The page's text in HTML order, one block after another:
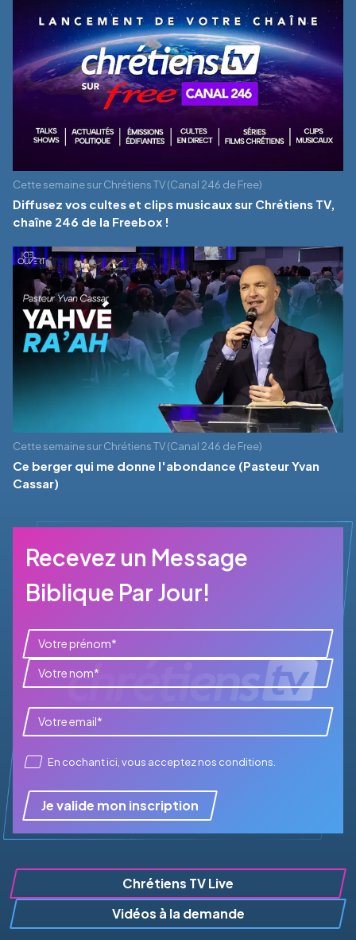
Cette semaine sur Chrétiens TV (Canal 246 de Free)
Diffusez vos cultes et clips musicaux sur Chrétiens TV,
chaîne 246 de la Freebox !
Cette semaine sur Chrétiens TV (Canal 246 de Free)
Ce berger qui me donne l'abondance (Pasteur Yvan
Cassar)
Recevez un Message
Biblique Par Jour!
En cochant ici, vous accepteznos conditions
Je valide mon inscription
Chrétiens TV Live
Vidéos à la demande